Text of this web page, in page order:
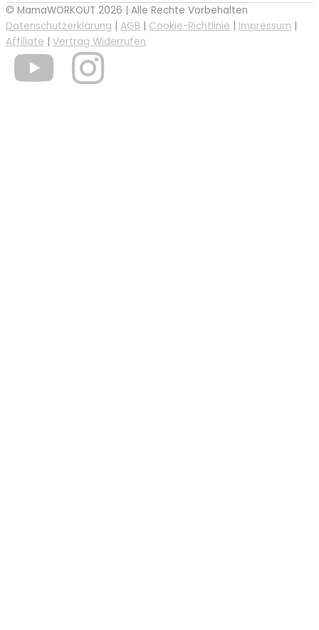
© MamaWORKOUT 2026 | Alle Rechte Vorbehalten
Datenschutzerklärung | AGB | Cookie-Richtlinie | Impressum |
Affiliate | Vertrag Widerrufen